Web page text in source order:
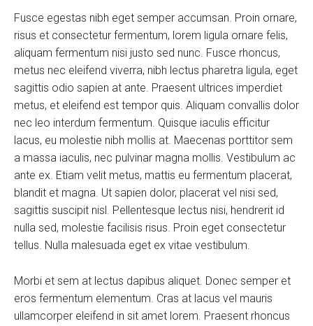
Fusce egestas nibh eget semper accumsan. Proin ornare,
risus et consectetur fermentum, lorem ligula ornare felis,
aliquam fermentum nisi justo sed nunc. Fusce rhoncus,
metus nec eleifend viverra, nibh lectus pharetra ligula, eget
sagittis odio sapien at ante. Praesent ultrices imperdiet
metus, et eleifend est tempor quis. Aliquam convallis dolor
nec leo interdum fermentum. Quisque iaculis efficitur
lacus, eu molestie nibh mollis at. Maecenas porttitor sem
a massa iaculis, nec pulvinar magna mollis. Vestibulum ac
ante ex. Etiam velit metus, mattis eu fermentum placerat,
blandit et magna. Ut sapien dolor, placerat vel nisi sed,
sagittis suscipit nisl. Pellentesque lectus nisi, hendrerit id
nulla sed, molestie facilisis risus. Proin eget consectetur
tellus. Nulla malesuada eget ex vitae vestibulum.
Morbi et sem at lectus dapibus aliquet. Donec semper et
eros fermentum elementum. Cras at lacus vel mauris
ullamcorper eleifend in sit amet lorem. Praesent rhoncus